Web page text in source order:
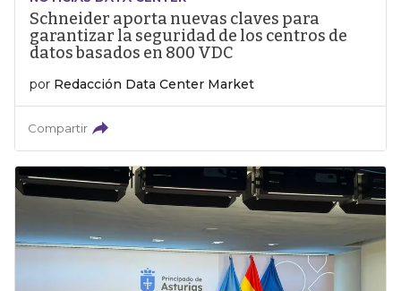
Schneider aporta nuevas claves para
garantizar la seguridad de los centros de
datos basados en 800 VDC
por Redacción Data Center Market
Compartir